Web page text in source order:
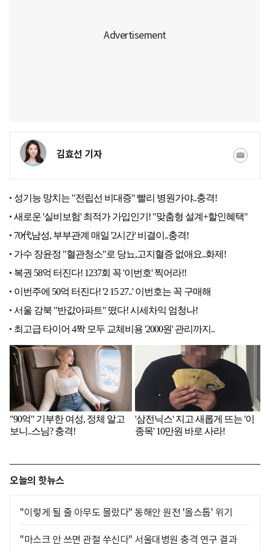
김효선 기자
오늘의 핫뉴스
"이렇게 될 줄 아무도 몰랐다" 동해안 원전 '올스톱' 위기
"마스크 안 쓰면 관절 쑤신다" 서울대병원 충격 연구 결과